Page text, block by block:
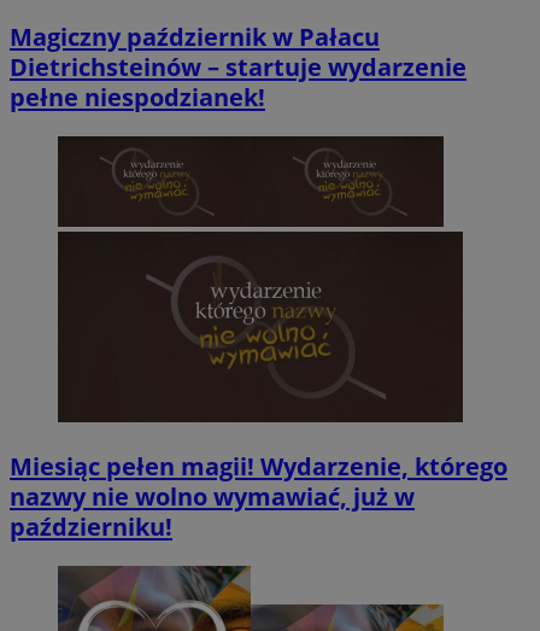
Magiczny październik w Pałacu
Dietrichsteinów – startuje wydarzenie
pełne niespodzianek!
Miesiąc pełen magii! Wydarzenie, którego
nazwy nie wolno wymawiać, już w
październiku!